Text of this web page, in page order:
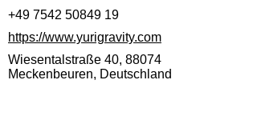
+49 7542 50849 19
https://www.yurigravity.com
Wiesentalstraße 40, 88074
Meckenbeuren, Deutschland